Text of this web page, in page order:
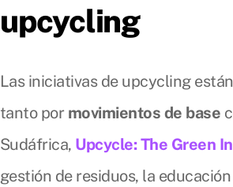
upcycling
Las iniciativas de upcycling están
tanto por movimientos de base
Sudáfrica, Upcycle: The Green
gestión de residuos, la